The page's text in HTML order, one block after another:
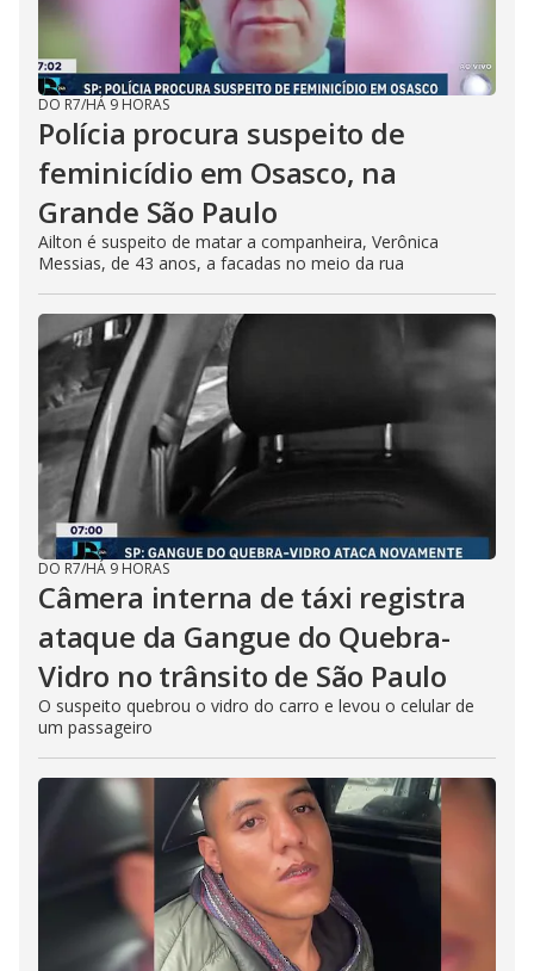
DO R7/HÁ 9 HORAS
Polícia procura suspeito de
feminicídio em Osasco, na
Grande São Paulo
Ailton é suspeito de matar a companheira, Verônica
Messias, de 43 anos, a facadas no meio da rua
DO R7/HÁ 9 HORAS
Câmera interna de táxi registra
ataque da Gangue do Quebra-
Vidro no trânsito de São Paulo
O suspeito quebrou o vidro do carro e levou o celular de
um passageiro